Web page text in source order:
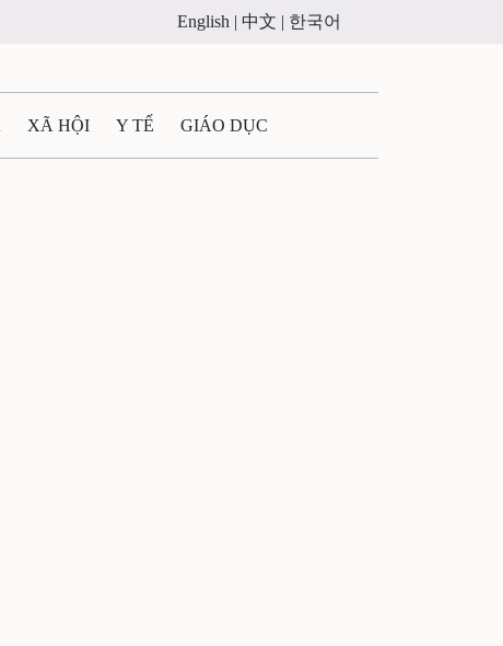
English | 中文 | 한국어
XÃ HỘI Y TẾ GIÁO DỤC